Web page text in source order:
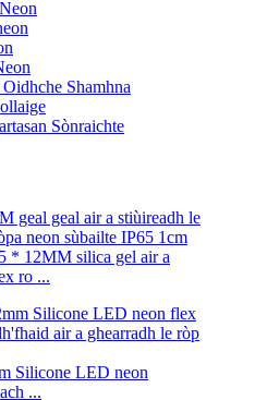
Shamhna
Sònraichte
* 12MM silica gel air a
ro ...
Silicone LED neon
...